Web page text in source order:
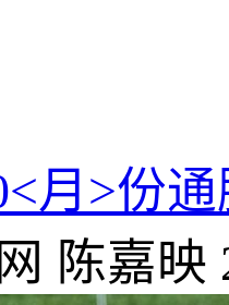
月>份
陈嘉映